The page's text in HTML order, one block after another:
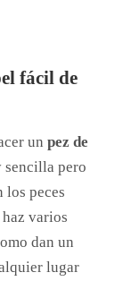
fácil de
un pez de
sencilla pero
los peces
varios
dan un
lugar